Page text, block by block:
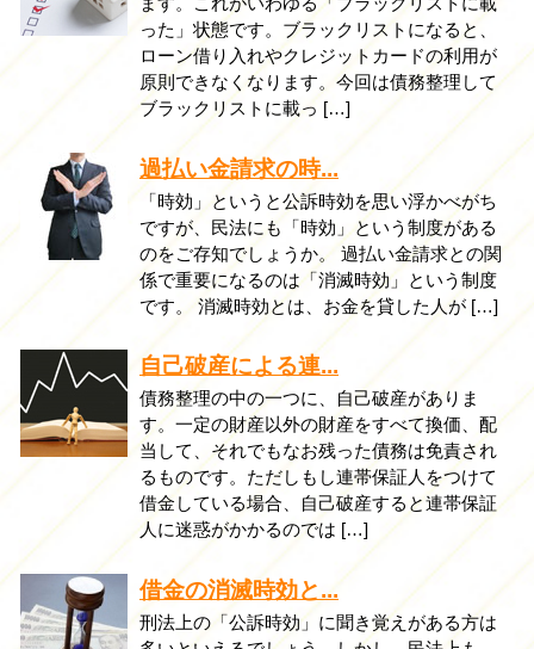
ます。これがいわゆる「ブラックリストに載
った」状態です。ブラックリストになると、
ローン借り入れやクレジットカードの利用が
原則できなくなります。今回は債務整理して
ブラックリストに載っ […]
過払い金請求の時...
「時効」というと公訴時効を思い浮かべがち
ですが、民法にも「時効」という制度がある
のをご存知でしょうか。 過払い金請求との関
係で重要になるのは「消滅時効」という制度
です。 消滅時効とは、お金を貸した人が […]
自己破産による連...
債務整理の中の一つに、自己破産がありま
す。一定の財産以外の財産をすべて換価、配
当して、それでもなお残った債務は免責され
るものです。ただしもし連帯保証人をつけて
借金している場合、自己破産すると連帯保証
人に迷惑がかかるのでは […]
借金の消滅時効と...
刑法上の「公訴時効」に聞き覚えがある方は